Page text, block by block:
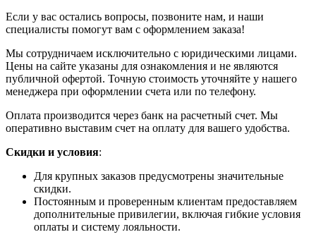
Если у вас остались вопросы, позвоните нам, и наши
специалисты помогут вам с оформлением заказа!
Мы сотрудничаем исключительно с юридическими лицами.
Цены на сайте указаны для ознакомления и не являются
публичной офертой. Точную стоимость уточняйте у нашего
менеджера при оформлении счета или по телефону.
Оплата производится через банк на расчетный счет. Мы
оперативно выставим счет на оплату для вашего удобства.
Скидки и условия:
Для крупных заказов предусмотрены значительные
скидки.
Постоянным и проверенным клиентам предоставляем
дополнительные привилегии, включая гибкие условия
оплаты и систему лояльности.